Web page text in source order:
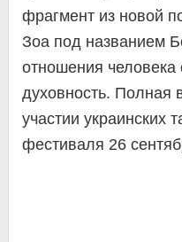
фрагмент из новой
Зоа под названием
отношения человека
духовность. Полная
участии украинских
фестиваля 26